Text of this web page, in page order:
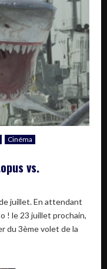
Cinéma
vs.
juillet. En attendant
! le 23 juillet prochain,
du 3ème volet de la